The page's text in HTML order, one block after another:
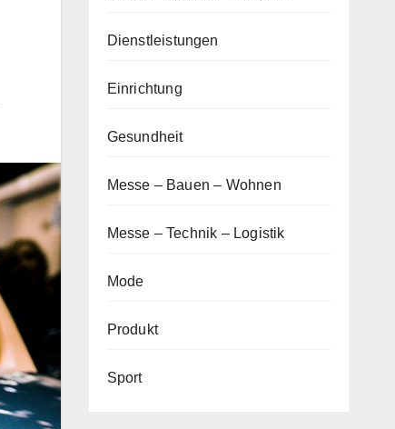
Dienstleistungen
Einrichtung
Gesundheit
Messe – Bauen – Wohnen
Messe – Technik – Logistik
Mode
Produkt
Sport